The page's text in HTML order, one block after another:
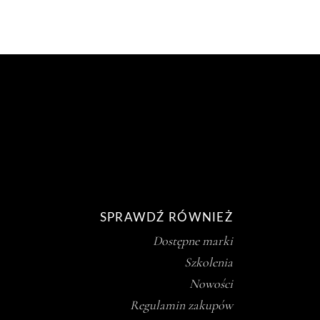
SPRAWDŹ RÓWNIEŻ
Dostępne marki
Szkolenia
Nowości
Regulamin zakupów